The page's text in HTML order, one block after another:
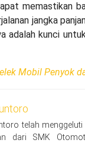
memastikan
jangka
adalah kunci
Mobil Penyok
telah
dari SMK